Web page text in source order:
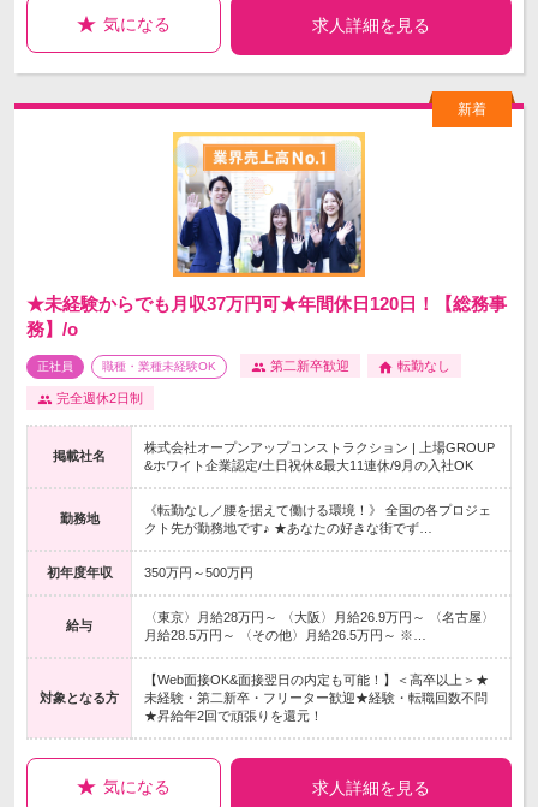
気になる 求人詳細を見る
★未経験からでも月収37万円可★年間休日120日！【総務事
務】/o
正社員 職種・業種未経験OK 第二新卒歓迎 転勤なし
完全週休2日制
掲載社名
株式会社オープンアップコンストラクション | 上場GROUP
&ホワイト企業認定/土日祝休&最大11連休/9月の入社OK
勤務地
《転勤なし／腰を据えて働ける環境！》 全国の各プロジェ
クト先が勤務地です♪ ★あなたの好きな街でず…
初年度年収 350万円～500万円
給与
〈東京〉月給28万円～ 〈大阪〉月給26.9万円～ 〈名古屋〉
月給28.5万円～ 〈その他〉月給26.5万円～ ※…
対象となる方
【Web面接OK&面接翌日の内定も可能！】＜高卒以上＞★
未経験・第二新卒・フリーター歓迎★経験・転職回数不問
★昇給年2回で頑張りを還元！
気になる 求人詳細を見る